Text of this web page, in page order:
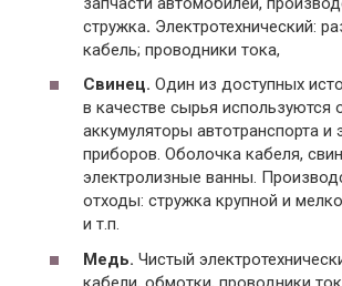
стружка. Электротехнический:
кабель; проводники тока,
Свинец. Один из доступных
в качестве сырья используются
аккумуляторы автотранспорта и
приборов. Оболочка кабеля,
электролизные ванны.
отходы: стружка крупной и
и т.п.
Медь. Чистый